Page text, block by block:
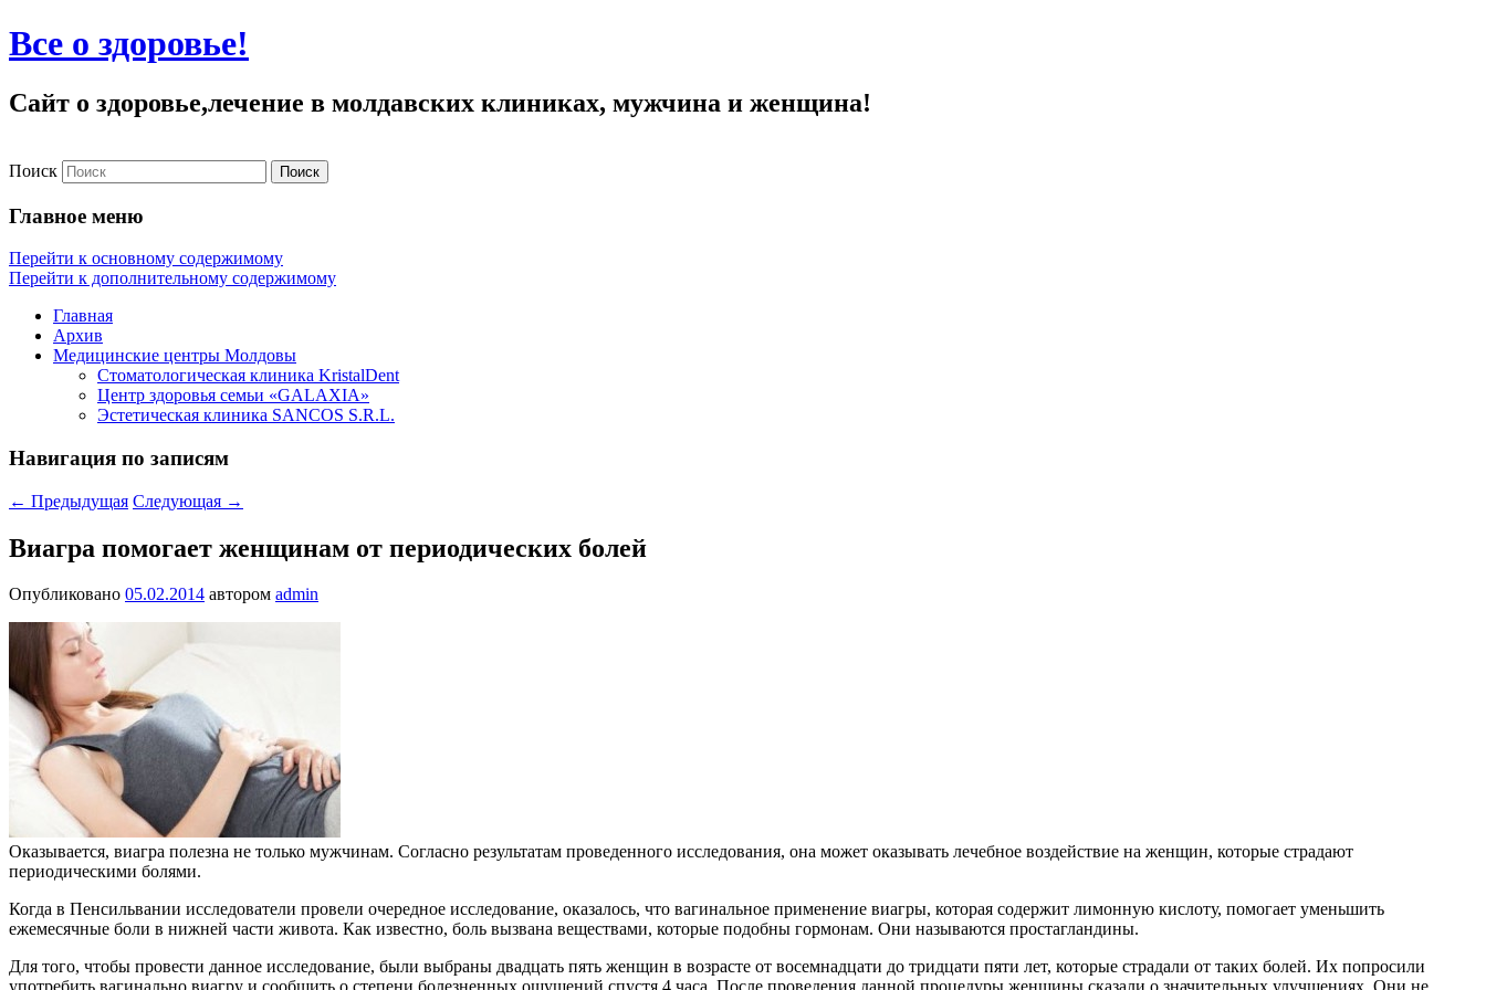
Все о здоровье!
Сайт о здоровье,лечение в молдавских клиниках, мужчина и женщина!
Поиск
Главное меню
Перейти к основному содержимому
Перейти к дополнительному содержимому
Главная
Архив
Медицинские центры Молдовы
Стоматологическая клиника KristalDent
Центр здоровья семьи «GALAXIA»
Эстетическая клиника SANCOS S.R.L.
Навигация по записям
← Предыдущая Следующая →
Виагра помогает женщинам от периодических болей
Опубликовано 05.02.2014 автором admin
Оказывается, виагра полезна не только мужчинам. Согласно результатам проведенного исследования, она может оказывать лечебное воздействие на женщин, которые страдают
периодическими болями.
Когда в Пенсильвании исследователи провели очередное исследование, оказалось, что вагинальное применение виагры, которая содержит лимонную кислоту, помогает уменьшить
ежемесячные боли в нижней части живота. Как известно, боль вызвана веществами, которые подобны гормонам. Они называются простагландины.
Для того, чтобы провести данное исследование, были выбраны двадцать пять женщин в возрасте от восемнадцати до тридцати пяти лет, которые страдали от таких болей. Их попросили